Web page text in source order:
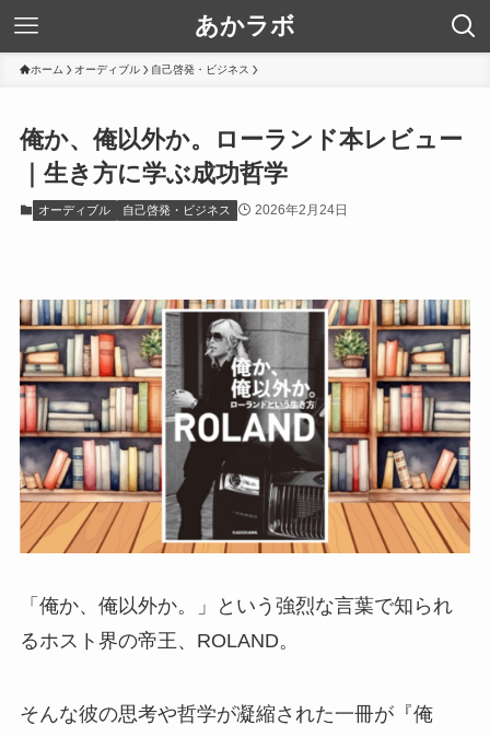
あかラボ
ホーム オーディブル 自己啓発・ビジネス
俺か、俺以外か。ローランド本レビュー
｜生き方に学ぶ成功哲学
オーディブル 自己啓発・ビジネス 2026年2月24日
「俺か、俺以外か。」という強烈な言葉で知られ
るホスト界の帝王、ROLAND。
そんな彼の思考や哲学が凝縮された一冊が『俺